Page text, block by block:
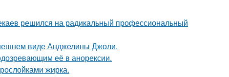
решился на радикальный профессиональный
виде Анджелины Джоли.
её в анорексии.
жирка.